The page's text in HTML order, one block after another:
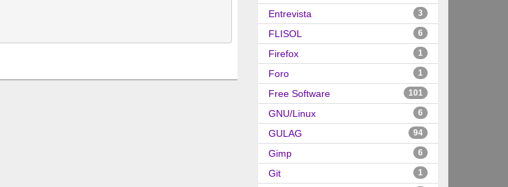
Entrevista 3
FLISOL 6
Firefox 1
Foro 1
Free Software 101
GNU/Linux 6
GULAG 94
Gimp 6
Git 1